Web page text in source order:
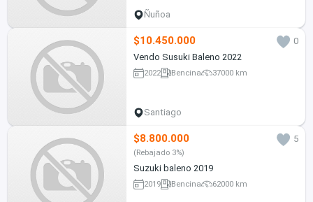
Ñuñoa
$10.450.000
0
Vendo Susuki Baleno 2022
2022 Bencina 37000 km
Santiago
$8.800.000 5
(Rebajado 3%)
Suzuki baleno 2019
2019 Bencina 62000 km